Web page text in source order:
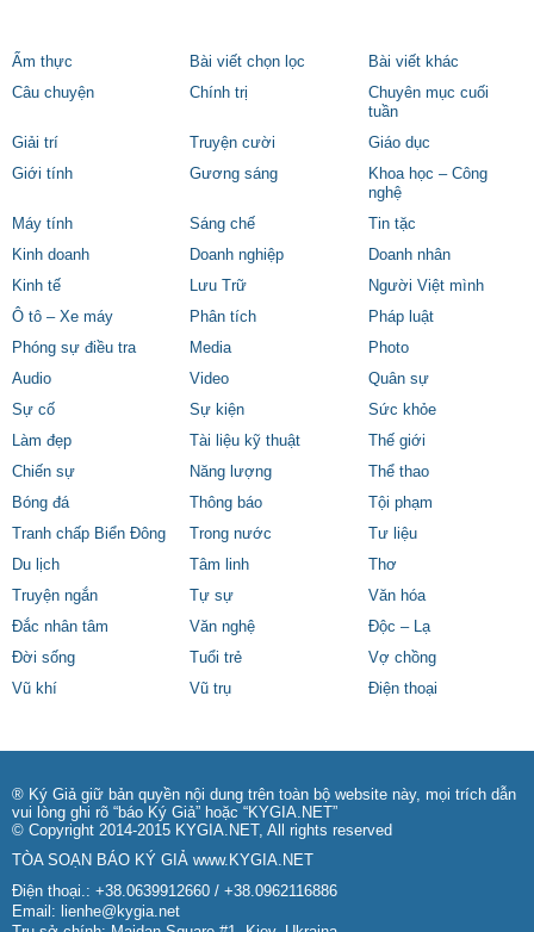
Ẩm thực Bài viết chọn lọc
Bài viết khác
Câu chuyện
Chính trị
Chuyên mục cuối
tuần
Giải trí
Truyện cười
Giáo dục
Giới tính
Gương sáng
Khoa học – Công
nghệ
Máy tính
Sáng chế
Tin tặc
Kinh doanh
Doanh nghiệp
Doanh nhân
Kinh tế
Lưu Trữ
Người Việt mình
Ô tô – Xe máy
Phân tích
Pháp luật
Phóng sự điều tra
Media
Photo
Audio
Video
Quân sự
Sự cố
Sự kiện
Sức khỏe
Làm đẹp
Tài liệu kỹ thuật
Thế giới
Chiến sự
Năng lượng
Thể thao
Bóng đá
Thông báo
Tội phạm
Tranh chấp Biển Đông
Trong nước
Tư liệu
Du lịch
Tâm linh
Thơ
Truyện ngắn
Tự sự
Văn hóa
Đắc nhân tâm
Văn nghệ
Độc – Lạ
Đời sống
Tuổi trẻ
Vợ chồng
Vũ khí
Vũ trụ Điện thoại
® Ký Giả giữ bản quyền nội dung trên toàn bộ website này, mọi trích dẫn
vui lòng ghi rõ “báo Ký Giả” hoặc “KYGIA.NET”
© Copyright 2014-2015 KYGIA.NET, All rights reserved
TÒA SOẠN BÁO KÝ GIẢ www.KYGIA.NET
Điện thoại.: +38.0639912660 / +38.0962116886
Email: lienhe@kygia.net